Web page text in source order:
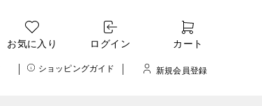
お気に入り ログイン カート
ショッピングガイド 新規会員登録